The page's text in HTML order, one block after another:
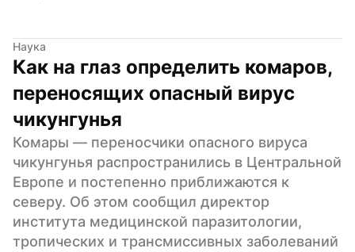
Наука
Как на глаз определить комаров,
переносящих опасный вирус
чикунгунья
Комары — переносчики опасного вируса
чикунгунья распространились в Центральной
Европе и постепенно приближаются к
северу. Об этом сообщил директор
института медицинской паразитологии,
тропических и трансмиссивных заболеваний